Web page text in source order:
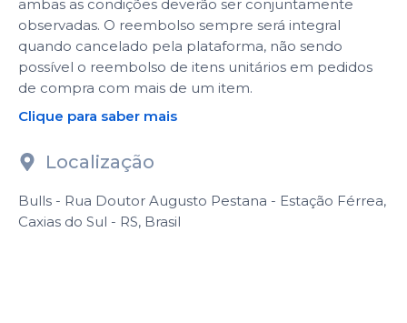
ambas as condições deverão ser conjuntamente
observadas. O reembolso sempre será integral
quando cancelado pela plataforma, não sendo
possível o reembolso de itens unitários em pedidos
de compra com mais de um item.
Clique para saber mais
Localização
Bulls - Rua Doutor Augusto Pestana - Estação Férrea,
Caxias do Sul - RS, Brasil